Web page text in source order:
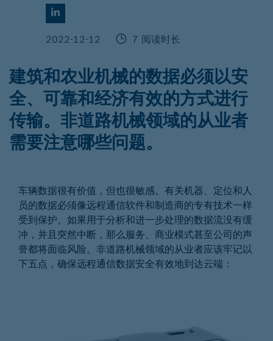
2022-12-12 7 阅读时长
建筑和农业机械的数据必须以安
全、可靠和经济有效的方式进行
传输。非道路机械领域的从业者
需要注意哪些问题。
车辆数据很有价值，但也很敏感。有关机器、定位和人
员的数据必须像远程通信软件和制造商的专有技术一样
受到保护。如果用于分析和进一步处理的数据流没有缓
冲，并且突然中断，那么服务、商业模式甚至公司的声
誉都将面临风险。非道路机械领域的从业者应该牢记以
下五点，确保远程通信数据安全有效地到达云端：